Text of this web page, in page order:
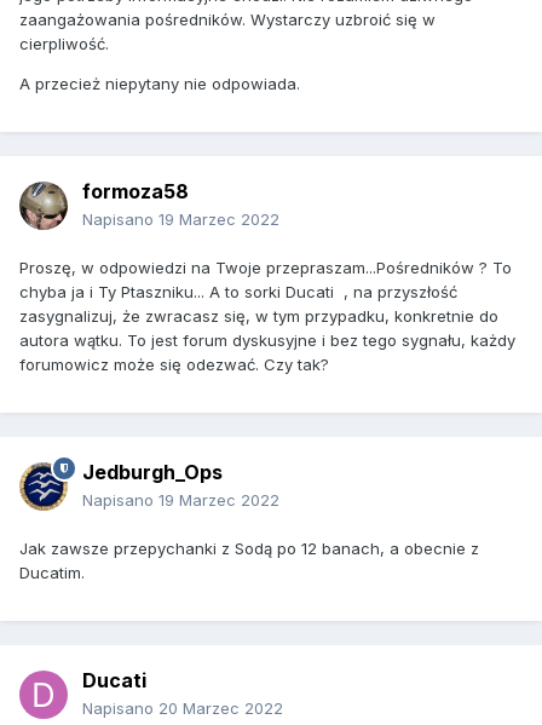
zaangażowania pośredników. Wystarczy uzbroić się w
cierpliwość.
A przecież niepytany nie odpowiada.
formoza58
Napisano 19 Marzec 2022
Proszę, w odpowiedzi na Twoje przepraszam...Pośredników ? To
chyba ja i Ty Ptaszniku... A to sorki Ducati , na przyszłość
zasygnalizuj, że zwracasz się, w tym przypadku, konkretnie do
autora wątku. To jest forum dyskusyjne i bez tego sygnału, każdy
forumowicz może się odezwać. Czy tak?
Jedburgh_Ops
Napisano 19 Marzec 2022
Jak zawsze przepychanki z Sodą po 12 banach, a obecnie z
Ducatim.
Ducati
Napisano 20 Marzec 2022